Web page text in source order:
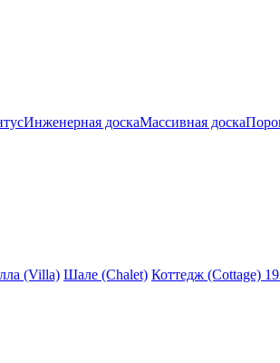
Инженерная доскаМассивная доска
(Villa) Шале (Chalet) Коттедж (Cottage)